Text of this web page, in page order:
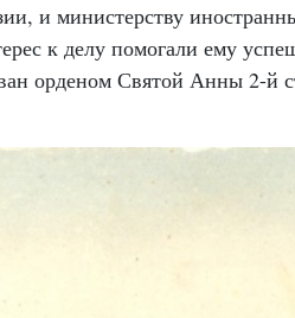
и министерству
к делу помогали ему
орденом Святой Анны 2-й